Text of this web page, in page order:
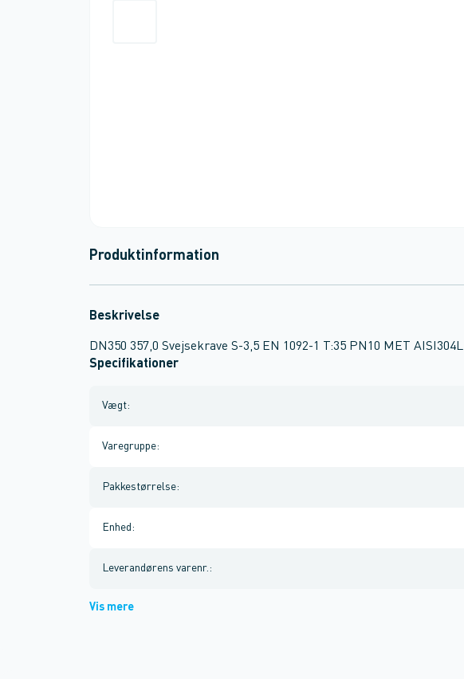
Produktinformation
Beskrivelse
DN350 357,0 Svejsekrave S-3,5 EN 1092-1 T:35 PN10 MET
Specifikationer
Vægt:
Varegruppe:
Pakkestørrelse:
Enhed :
Leverandørens varenr. :
Vis mere